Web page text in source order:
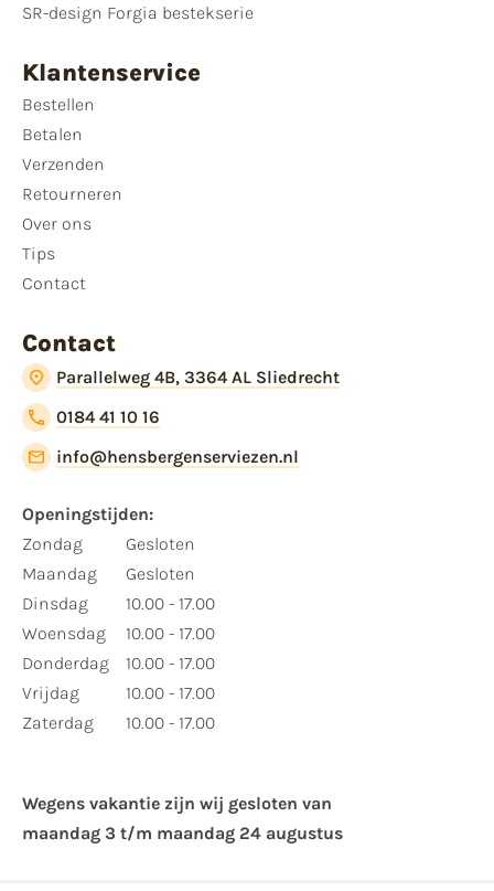
SR-design Forgia bestekserie
Klantenservice
Bestellen
Betalen
Verzenden
Retourneren
Over ons
Tips
Contact
Contact
Parallelweg 4B, 3364 AL Sliedrecht
0184 41 10 16
info@hensbergenserviezen.nl
Openingstijden:
Zondag
Maandag
Dinsdag
Woensdag
Donderdag
Vrijdag
Zaterdag
Gesloten
Gesloten
10.00 - 17.00
10.00 - 17.00
10.00 - 17.00
10.00 - 17.00
10.00 - 17.00
Wegens vakantie zijn wij gesloten van ​
maandag 3 t/m maandag 24 augustus